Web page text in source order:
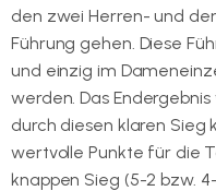
den zwei Herren- und
Führung gehen. Diese
und einzig im
werden. Das
durch diesen klaren Sieg
wertvolle Punkte für die
knappen Sieg (5-2 bzw.